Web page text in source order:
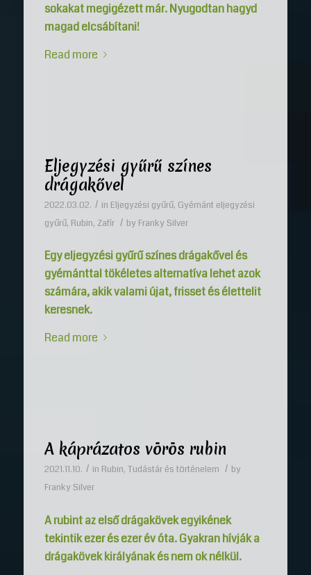
sokakat megigézett már. Nyugodtan hagyd
magad elcsábítani!
Read more
Eljegyzési gyűrű színes
drágakővel
2022.03.02. / in Eljegyzési gyűrű, Gyémánt eljegyzési
gyűrű, Rubin, Zafír / by Franky Silver
Egy eljegyzési gyűrű színes drágakővel és
gyémánttal tökéletes alternatíva lehet azok
számára, akik valami újat, frisset és élettelit
keresnek.
Read more
A káprázatos vörös rubin
2021.11.10. / in Rubin, Tudástár és történelem / by
Franky Silver
A rubint az első drágakövek egyikének
tekintik ezer és ezer év óta. Gyakran hívják a
drágakövek királyának és nem ok nélkül.